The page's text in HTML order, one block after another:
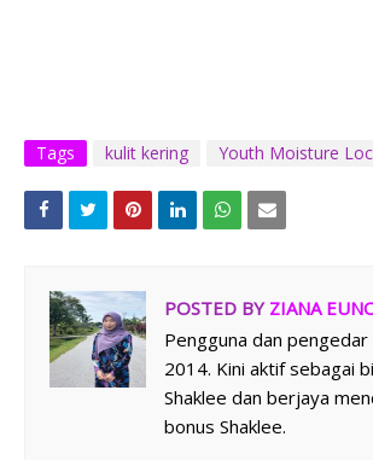
Tags kulit kering Youth Moisture
POSTED BYZIANA
Pengguna dan pengedar
2014. Kini aktif sebagai
Shaklee dan berjaya
bonus Shaklee.